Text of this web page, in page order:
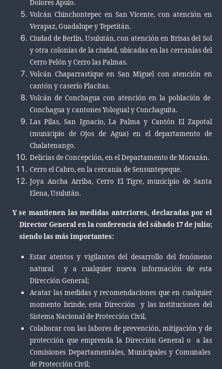
Dolores Apulo.
Volcán Chinchontepec en San Vicente, con atención en
Verapaz, Guadalupe y Tepetitán.
Ciudad de Berlín, Usulután, con atención en Brisas del Sol
y otra colonias de la ciudad, ubicadas en las cercanías del
Cerro Pelón y Cerro las Palmas.
Volcán Chaparrastique en San Miguel con atención en
cantón y caserío Placitas.
Volcán de Conchagua con atención en la población de
Conchagua y cantones Yologual y Conchaguita.
Las Pilas, San Ignacio, La Palma y Cantón El Zapotal
(municipio de Ojos de Agua) en el departamento de
Chalatenango.
Delicias de Concepción, en el Departamento de Morazán.
Cerro el Cabro, en la cercanía de Sensuntepeque.
Joya Ancha Arriba, Cerro El Tigre, municipio de Santa
Elena, Usulután.
Y se mantienen las medidas anteriores, declaradas por el
Director General en la conferencia del sábado 17 de julio;
siendo las más importantes:
Estar atentos y vigilantes del desarrollo del fenómeno
natural y a cualquier nueva información de esta
Dirección General;
Acatar las medidas y recomendaciones que en cualquier
momento brinde, esta Dirección y las instituciones del
Sistema Nacional de Protección Civil,
Colaborar con las labores de prevención, mitigación y de
protección que emprenda la Dirección General o a las
Comisiones Departamentales, Municipales y Comunales
de Protección Civil;